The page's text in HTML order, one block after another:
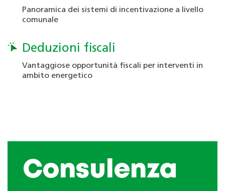
Panoramica dei sistemi di incentivazione a livello
comunale
Deduzioni fiscali
Vantaggiose opportunità fiscali per interventi in
ambito energetico
Consulenza